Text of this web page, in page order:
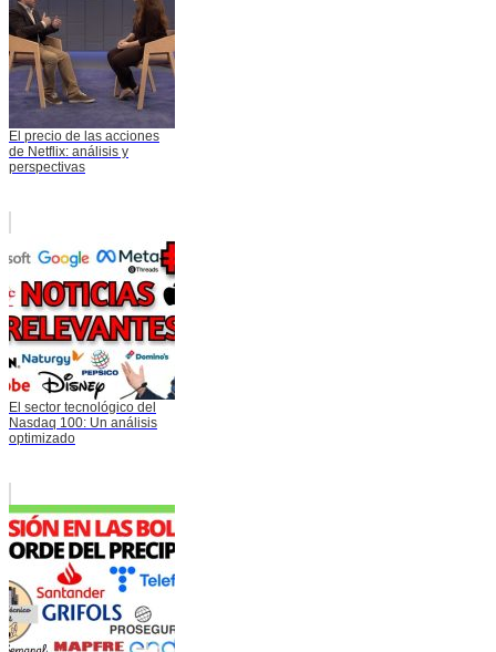
El precio de las acciones
de Netflix: análisis y
perspectivas
El sector tecnológico del
Nasdaq 100: Un análisis
optimizado